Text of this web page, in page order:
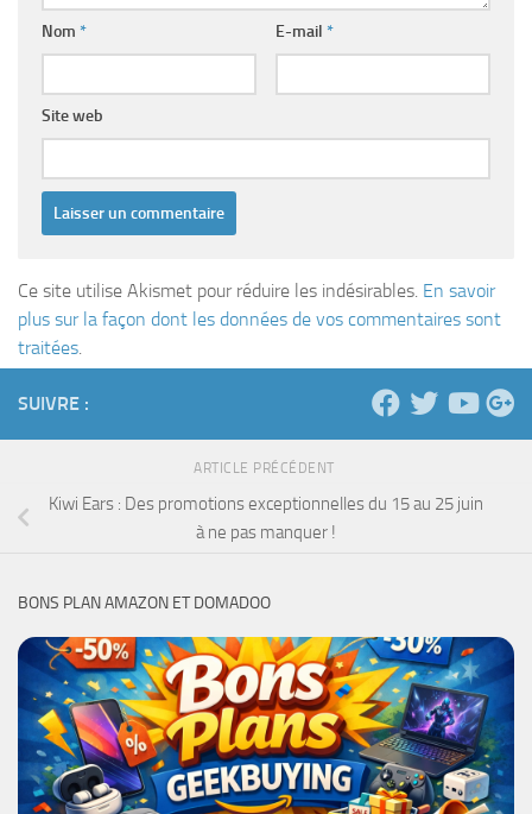
Nom * E-mail *
Site web
Ce site utilise Akismet pour réduire les indésirables. En savoir
plus sur la façon dont les données de vos commentaires sont
traitées.
SUIVRE :
ARTICLE PRÉCÉDENT
Kiwi Ears : Des promotions exceptionnelles du 15 au 25 juin
à ne pas manquer !
BONS PLAN AMAZON ET DOMADOO